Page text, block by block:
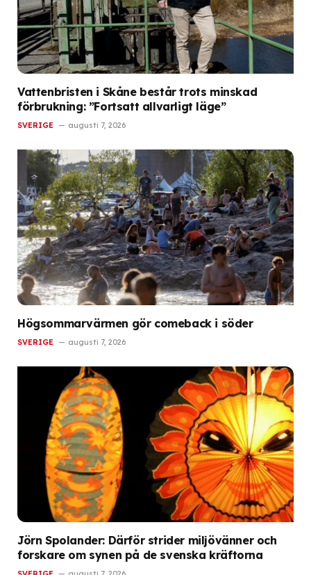
Vattenbristen i Skåne består trots minskad
förbrukning: ”Fortsatt allvarligt läge”
SVERIGE augusti 7, 2026
Högsommarvärmen gör comeback i söder
SVERIGE augusti 7, 2026
Jörn Spolander: Därför strider miljövänner och
forskare om synen på de svenska kräftorna